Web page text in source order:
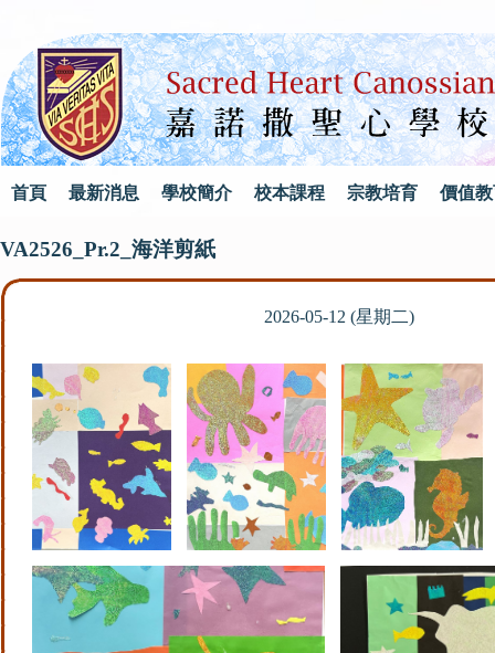
首頁 最新消息 學校簡介 校本課程 宗教培育 價值
VA2526_Pr.2_海洋剪紙
2026-05-12 (星期二)